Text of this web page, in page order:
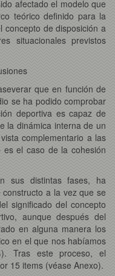
afectado el modelo que
teórico definido para la
concepto de disposición a
situacionales previstos
que en función de
se ha podido comprobar
deportiva es capaz de
la dinámica interna de un
complementario a las
es el caso de la cohesión
sus distintas fases, ha
a la vez que se
significado del concepto
aunque después del
en alguna manera los
en el que nos habíamos
Tras este proceso, el
15 items (véase Anexo).